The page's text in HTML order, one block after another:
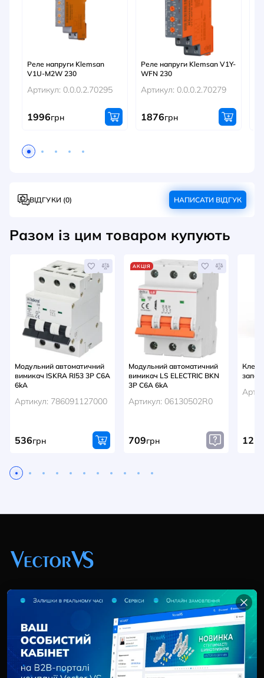
Реле напруги Klemsan
V1U-M2W 230
Артикул: 0.0.0.2.70295
1996грн
Реле напруги Klemsan V1Y-
WFN 230
Артикул: 0.0.0.2.70279
1876грн
ВІДГУКИ (0) НАПИСАТИ ВІДГУК
Разом із цим товаром купують
Модульний автоматичний
вимикач ISKRA RI53 3P C6A
6kA
Артикул: 786091127000
536грн
АКЦІЯ
Модульний автоматичний
вимикач LS ELECTRIC BKN
3P C6A 6kA
Артикул: 06130502R0
709грн 121
+38 (044) 369 51 57
02095, Україна, м. Київ, вул. Трускавецька, 10-В, оф.
info@vector-vs.com